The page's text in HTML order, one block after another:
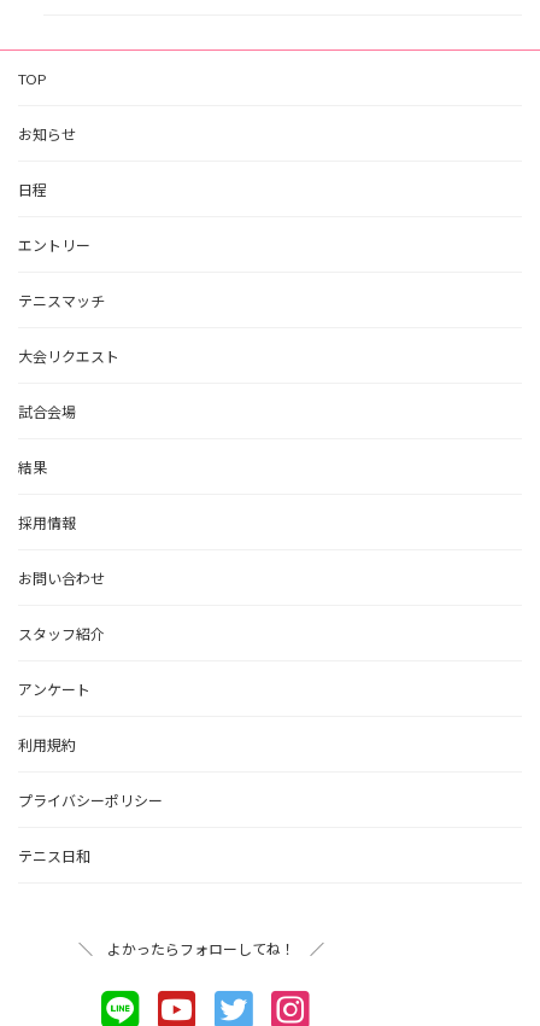
TOP
お知らせ
日程
エントリー
テニスマッチ
大会リクエスト
試合会場
結果
採用情報
お問い合わせ
スタッフ紹介
アンケート
利用規約
プライバシーポリシー
テニス日和
＼ よかったらフォローしてね！ ／